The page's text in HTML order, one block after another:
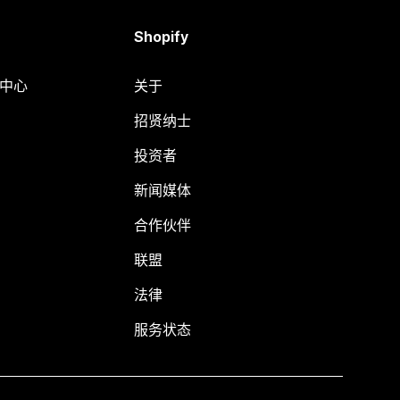
心
Shopify
关于
招贤纳士
投资者
新闻媒体
合作伙伴
联盟
法律
服务状态